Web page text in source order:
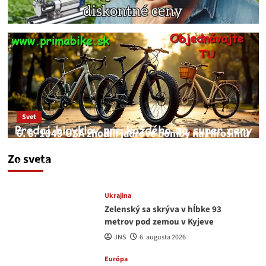
Zo sveta
Svet
6. 8. 1945 USA zhodili jadrové bomby na Hirošimu
JNS
Ukrajina
Zelenský sa skrýva v hĺbke 93
metrov pod zemou v Kyjeve
JNS 6. augusta 2026
Európa